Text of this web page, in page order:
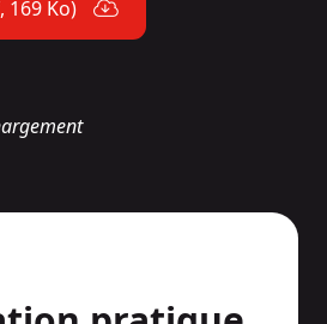
169 Ko)